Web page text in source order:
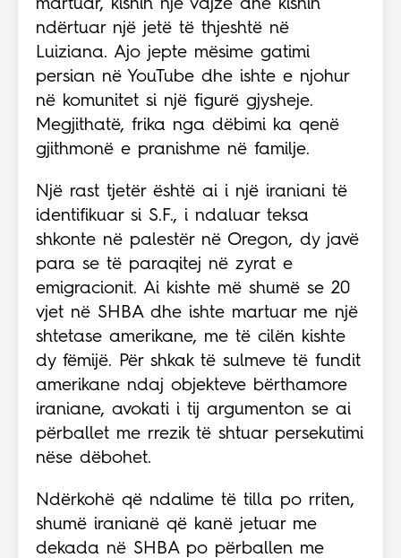
martuar, kishin një vajzë dhe kishin
ndërtuar një jetë të thjeshtë në
Luiziana. Ajo jepte mësime gatimi
persian në YouTube dhe ishte e njohur
në komunitet si një figurë gjysheje.
Megjithatë, frika nga dëbimi ka qenë
gjithmonë e pranishme në familje.
Një rast tjetër është ai i një iraniani të
identifikuar si S.F., i ndaluar teksa
shkonte në palestër në Oregon, dy javë
para se të paraqitej në zyrat e
emigracionit. Ai kishte më shumë se 20
vjet në SHBA dhe ishte martuar me një
shtetase amerikane, me të cilën kishte
dy fëmijë. Për shkak të sulmeve të fundit
amerikane ndaj objekteve bërthamore
iraniane, avokati i tij argumenton se ai
përballet me rrezik të shtuar persekutimi
nëse dëbohet.
Ndërkohë që ndalime të tilla po rriten,
shumë iranianë që kanë jetuar me
dekada në SHBA po përballen me